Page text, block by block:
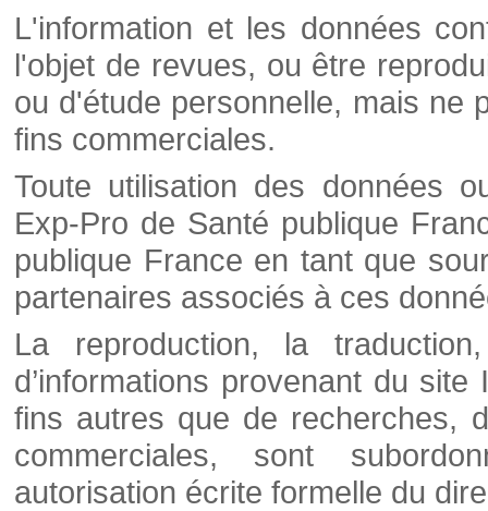
L'information et les données
l'objet de revues, ou être
ou d'étude personnelle, mais ne
fins commerciales.
Toute utilisation des données
Exp-Pro de Santé publique
publique France en tant que
partenaires associés à ces
La reproduction, la
d’informations provenant du
fins autres que de recherches,
commerciales, sont
autorisation écrite formelle du